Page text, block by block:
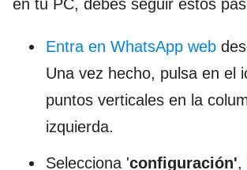
en tu PC, debes seguir estos
Entra en WhatsApp web
Una vez hecho, pulsa en el
puntos verticales en la
izquierda.
Selecciona 'configuración',